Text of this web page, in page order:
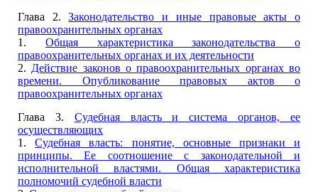
Глава 2.Законодательство и иные правовые акты о
правоохранительных органах
1. Общая характеристика законодательства о
правоохранительных органах и их деятельности
2. Действие законов о правоохранительных органах во
времени. Опубликование правовых актов о
правоохранительных органах
Глава 3. Судебная власть и система органов, ее
осуществляющих
1.Судебная власть: понятие, основные признаки и
принципы. Ее соотношение с законодательной и
исполнительной властями. Общая характеристика
полномочий судебной власти